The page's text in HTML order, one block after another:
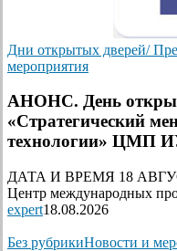
Дни открытых дверей/
мероприятия
АНОНС. День
«Стратегический
технологии» ЦМП
ДАТА И ВРЕМЯ 18
Центр международных
expert18.08.2026
Без рубрикиНовости и